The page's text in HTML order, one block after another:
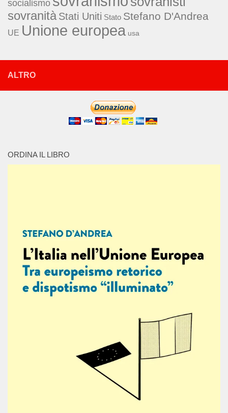
socialismo
sovranità Stati Uniti Stato Stefano D'Andrea
UE Unione europea usa
ALTRO
ORDINA IL LIBRO